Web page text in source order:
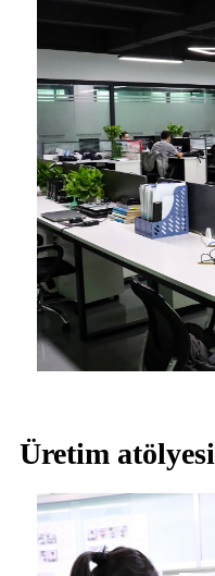
Üretim atölyesi